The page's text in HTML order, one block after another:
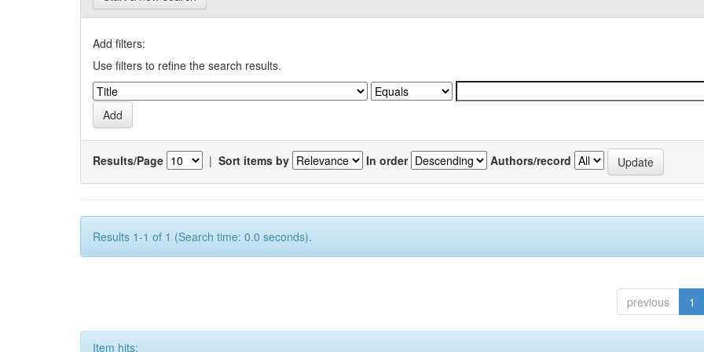
Add filters:
Use filters to refine the search results.
Results/Page | Sort items by In order Authors/record
Results 1-1 of 1 (Search time: 0.0 seconds).
previous 1
Item hits: